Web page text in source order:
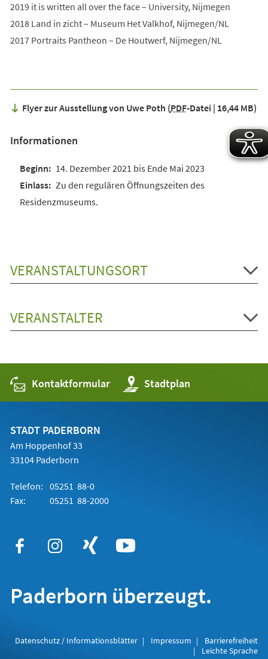
2019 it is written all over the face – University, Nijmegen
2018 Land in zicht – Museum Het Valkhof, Nijmegen/NL
2017 Portraits Pantheon – De Houtwerf, Nijmegen/NL
Flyer zur Ausstellung von Uwe Poth PDF-Datei 16,44 MB
Informationen
14. Dezember 2021 bis Ende Mai 2023
Zu den regulären Öffnungszeiten des
Residenzmuseums.
VERANSTALTUNGSORT
VERANSTALTER
Kontaktformular Stadtplan
(Öffnet
in
einem
STADT PADERBORN
Am Hoppenhof 33
33104 Paderborn
Telefon: 05251 88-0
Fax:
05251 88-2000
Paderborn überzeugt.
Datenschutz / Informationsblätter Impressum
Barrierefreiheit
Leichte Sprache